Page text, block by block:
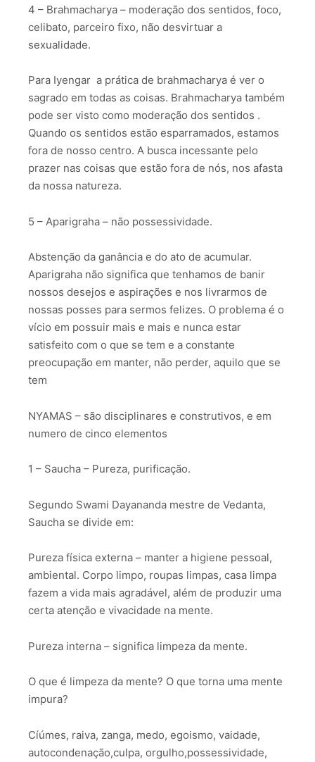
4 – Brahmacharya – moderação dos sentidos, foco,
celibato, parceiro fixo, não desvirtuar a
sexualidade.
Para Iyengar a prática de brahmacharya é ver o
sagrado em todas as coisas. Brahmacharya também
pode ser visto como moderação dos sentidos .
Quando os sentidos estão esparramados, estamos
fora de nosso centro. A busca incessante pelo
prazer nas coisas que estão fora de nós, nos afasta
da nossa natureza.
5 – Aparigraha – não possessividade.
Abstenção da ganância e do ato de acumular.
Aparigraha não significa que tenhamos de banir
nossos desejos e aspirações e nos livrarmos de
nossas posses para sermos felizes. O problema é o
vício em possuir mais e mais e nunca estar
satisfeito com o que se tem e a constante
preocupação em manter, não perder, aquilo que se
tem
NYAMAS – são disciplinares e construtivos, e em
numero de cinco elementos
1 – Saucha – Pureza, purificação.
Segundo Swami Dayananda mestre de Vedanta,
Saucha se divide em:
Pureza física externa – manter a higiene pessoal,
ambiental. Corpo limpo, roupas limpas, casa limpa
fazem a vida mais agradável, além de produzir uma
certa atenção e vivacidade na mente.
Pureza interna – significa limpeza da mente.
O que é limpeza da mente? O que torna uma mente
impura?
Cíúmes, raiva, zanga, medo, egoismo, vaidade,
autocondenação,culpa, orgulho,possessividade,